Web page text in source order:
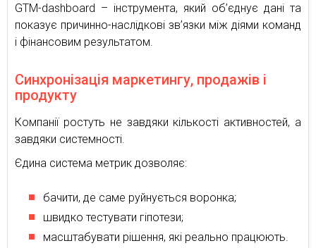
GTM-dashboard – інструмента, який об’єднує дані та
показує причинно-наслідкові зв’язки між діями команд
і фінансовим результатом.
Синхронізація маркетингу, продажів і
продукту
Компанії ростуть не завдяки кількості активностей, а
завдяки системності.
Єдина система метрик дозволяє:
бачити, де саме руйнується воронка;
швидко тестувати гіпотези;
масштабувати рішення, які реально працюють.